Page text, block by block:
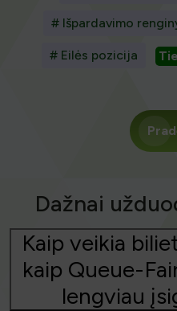
# Išpardavimo
# Eilės pozicija
Dažnai
Kaip veikia
kaip Queue-
lengviau